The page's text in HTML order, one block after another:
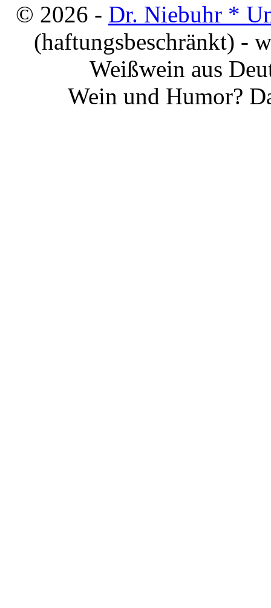
© 2026 - Dr. Niebuhr *
(haftungsbeschränkt) -
Weißwein aus
Wein und Humor?